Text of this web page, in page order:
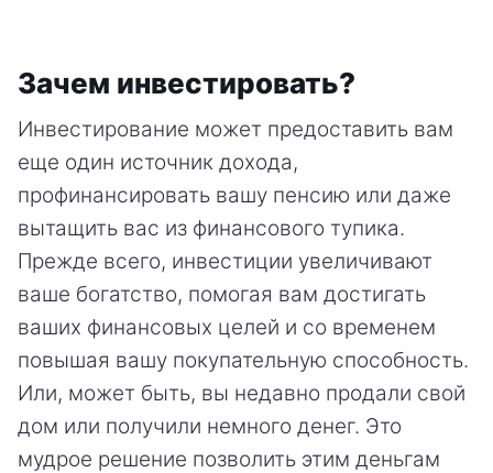
Зачем инвестировать?
Инвестирование может предоставить вам
еще один источник дохода,
профинансировать вашу пенсию или даже
вытащить вас из финансового тупика.
Прежде всего, инвестиции увеличивают
ваше богатство, помогая вам достигать
ваших финансовых целей и со временем
повышая вашу покупательную способность.
Или, может быть, вы недавно продали свой
дом или получили немного денег. Это
мудрое решение позволить этим деньгам